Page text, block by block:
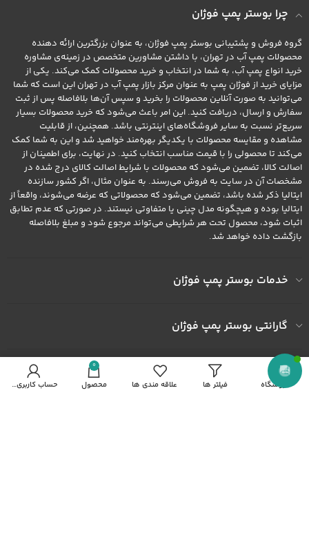
چرا بوستر پمپ فوژان
گروه فروش و پشتیبانی بوستر پمپ فوژان، به عنوان بزرگترین ارائه دهنده
محصولات پمپ آب در تهران، با داشتن مشاورین متخصص در زمینه‌ی مشاوره
خرید انواع پمپ آب، به شما در انتخاب و خرید محصولات کمک می‌کند. یکی از
مزایای خرید از فوژان پمپ به عنوان مرکز بازار پمپ آب در تهران این است که شما
می‌توانید به صورت آنلاین محصولات را بخرید و سپس آن‌ها بلافاصله پس از ثبت
سفارش و ارسال، دریافت کنید. این امر باعث می‌شود که خرید محصولات بسیار
سریع‌تر نسبت به سایر فروشگاه‌های اینترنتی باشد. همچنین، از قابلیت
مشاهده و مقایسه محصولات با یکدیگر بهره‌مند خواهید شد و این به شما کمک
می‌کند تا محصولی را با قیمت مناسب انتخاب کنید. در نهایت، برای اطمینان از
اصالت کالا، تضمین می‌شود که محصولات با شرایط اصالت کالای درج شده در
مشخصات آن در سایت به فروش می‌رسند. به عنوان مثال، اگر کشور سازنده
ایتالیا ذکر شده باشد، تضمین می‌شود که محصولاتی که عرضه می‌شوند، واقعاً از
ایتالیا بوده و هیچگونه مدل چینی یا متفاوتی نیستند. در صورتی که عدم تطابق
اثبات شود، محصول تحت هر شرایطی می‌تواند مرجوع شود و مبلغ بلافاصله
بازگشت داده خواهد شد.
خدمات بوستر پمپ فوژان
گارانتی بوستر پمپ فوژان
به ما اعتماد کنید
فروشگاه فیلتر ها علاقه مندی ها
0
محصول حساب کاربری من